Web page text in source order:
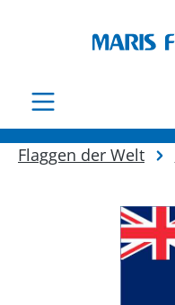
Flaggen der Welt